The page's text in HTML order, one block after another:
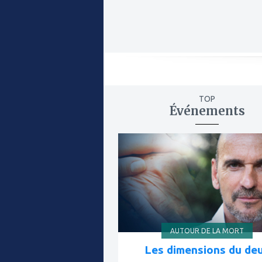
TOP
Événements
mes
favoris
AUTOUR DE LA MORT
Les dimensions du